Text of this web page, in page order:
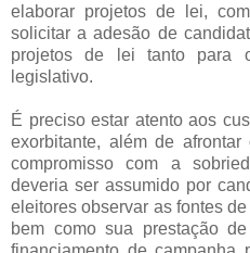
elaborar projetos de lei,
solicitar a adesão de
projetos de lei tanto para
legislativo.
É preciso estar atento aos
exorbitante, além de
compromisso com a
deveria ser assumido por
eleitores observar as fontes
bem como sua prestação